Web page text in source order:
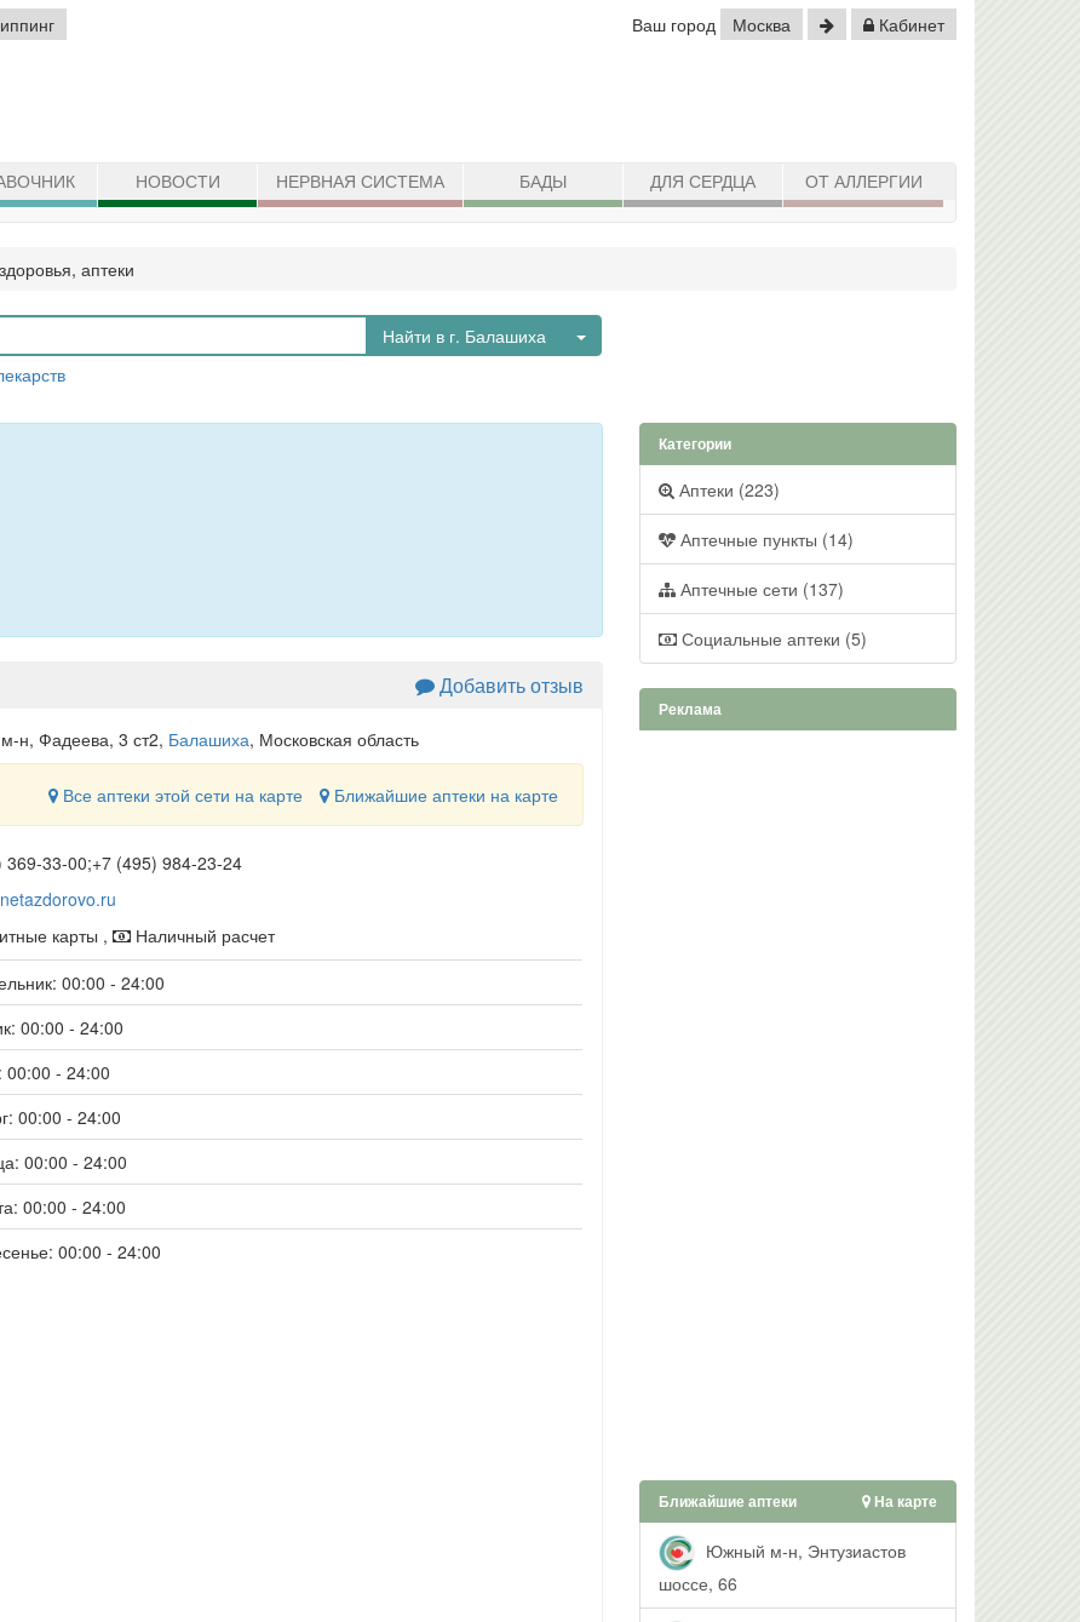
Ваш город Москва Кабинет
НОВОСТИ НЕРВНАЯ СИСТЕМА БАДЫ ДЛЯ СЕРДЦА ОТ АЛЛЕРГИИ
аптеки
Найти в г. Балашиха
Toggle Dropdown
Добавить отзыв
н, Фадеева, 3 ст2, Балашиха, Московская область
Все аптеки этой сети на карте Ближайшие аптеки на карте
369-33-00;+7 (495) 984-23-24
карты ,
Наличный расчет
00:00 - 24:00
00:00 - 24:00
00:00 - 24:00
00:00 - 24:00
00:00 - 24:00
00:00 - 24:00
00:00 - 24:00
Категории
Аптеки (223)
Аптечные пункты (14)
Аптечные сети (137)
Социальные аптеки (5)
Реклама
Ближайшие аптеки На карте
Южный м-н, Энтузиастов
шоссе, 66